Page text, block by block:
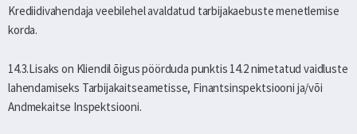
Krediidivahendaja veebilehel avaldatud tarbijakaebuste menetlemise
korda.
14.3.Lisaks on Kliendil õigus pöörduda punktis 14.2 nimetatud vaidluste
lahendamiseks Tarbijakaitseametisse, Finantsinspektsiooni ja/või
Andmekaitse Inspektsiooni.